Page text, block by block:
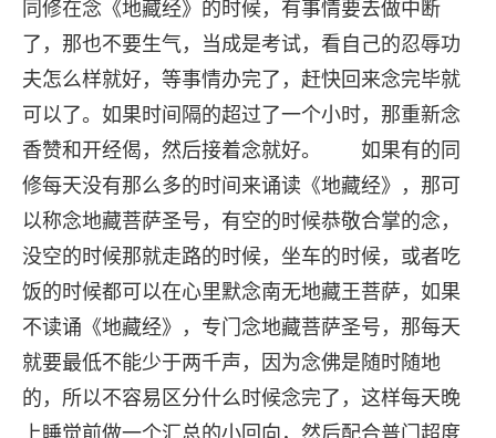
同修在念《地藏经》的时候，有事情要去做中断
了，那也不要生气，当成是考试，看自己的忍辱功
夫怎么样就好，等事情办完了，赶快回来念完毕就
可以了。如果时间隔的超过了一个小时，那重新念
香赞和开经偈，然后接着念就好。 如果有的同
修每天没有那么多的时间来诵读《地藏经》，那可
以称念地藏菩萨圣号，有空的时候恭敬合掌的念，
没空的时候那就走路的时候，坐车的时候，或者吃
饭的时候都可以在心里默念南无地藏王菩萨，如果
不读诵《地藏经》，专门念地藏菩萨圣号，那每天
就要最低不能少于两千声，因为念佛是随时随地
的，所以不容易区分什么时候念完了，这样每天晚
上睡觉前做一个汇总的小回向，然后配合普门超度